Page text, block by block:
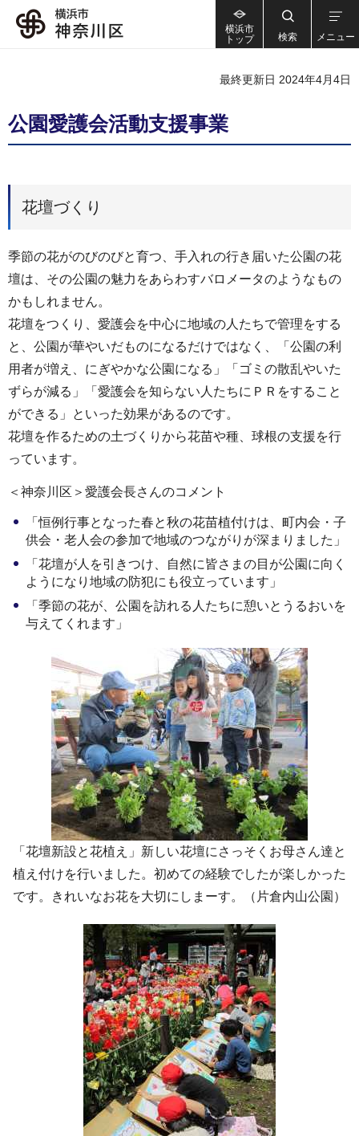
横浜市
トップ
検索 メニュー
最終更新日 2024年4月4日
公園愛護会活動支援事業
花壇づくり
季節の花がのびのびと育つ、手入れの行き届いた公園の花
壇は、その公園の魅力をあらわすバロメータのようなもの
かもしれません。
花壇をつくり、愛護会を中心に地域の人たちで管理をする
と、公園が華やいだものになるだけではなく、「公園の利
用者が増え、にぎやかな公園になる」「ゴミの散乱やいた
ずらが減る」「愛護会を知らない人たちにＰＲをすること
ができる」といった効果があるのです。
花壇を作るための土づくりから花苗や種、球根の支援を行
っています。
＜神奈川区＞愛護会長さんのコメント
「恒例行事となった春と秋の花苗植付けは、町内会・子
供会・老人会の参加で地域のつながりが深まりました」
「花壇が人を引きつけ、自然に皆さまの目が公園に向く
ようになり地域の防犯にも役立っています」
「季節の花が、公園を訪れる人たちに憩いとうるおいを
与えてくれます」
「花壇新設と花植え」新しい花壇にさっそくお母さん達と
植え付けを行いました。初めての経験でしたが楽しかった
です。きれいなお花を大切にしまーす。（片倉内山公園）